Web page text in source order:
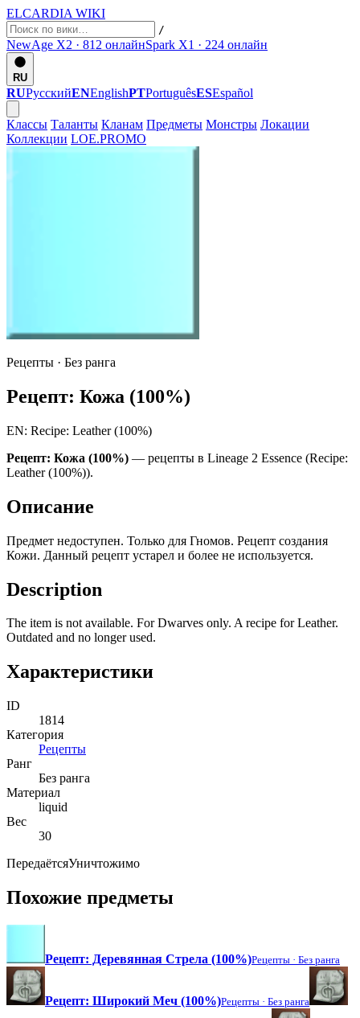
ELCARDIA WIKI
/
NewAge X2 · 812 онлайнSpark X1 · 224 онлайн
RU
RUРусскийENEnglishPTPortuguêsESEspañol
Классы Таланты Кланам Предметы Монстры Локации
Коллекции LOE.PROMO
Рецепты · Без ранга
Рецепт: Кожа (100%)
EN: Recipe: Leather (100%)
Рецепт: Кожа (100%) — рецепты в Lineage 2 Essence (Recipe:
Leather (100%)).
Описание
Предмет недоступен. Только для Гномов. Рецепт создания
Кожи. Данный рецепт устарел и более не используется.
Description
The item is not available. For Dwarves only. A recipe for Leather.
Outdated and no longer used.
Характеристики
ID
1814
Категория
Рецепты
Ранг
Без ранга
Материал
liquid
Вес
30
ПередаётсяУничтожимо
Похожие предметы
Рецепт: Деревянная Стрела (100%)Рецепты · Без ранга
Рецепт: Широкий Меч (100%)Рецепты · Без ранга